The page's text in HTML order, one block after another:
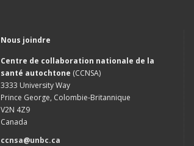
Nous joindre
Centre de collaboration nationale de la
santé autochtone (CCNSA)
3333 University Way
Prince George, Colombie-Britannique
V2N 4Z9
Canada
ccnsa@unbc.ca